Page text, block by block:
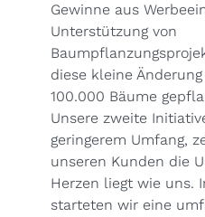
Gewinne aus
Unterstützung von
diese kleine
100.000 Bäume
Unsere zweite
geringerem Umfang,
unseren Kunden die
Herzen liegt wie uns.
starteten wir eine